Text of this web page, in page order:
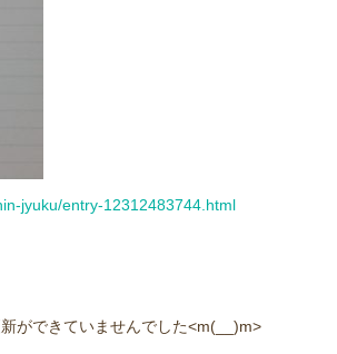
jyuku/entry-12312483744.html
ができていませんでした<m(__)m>